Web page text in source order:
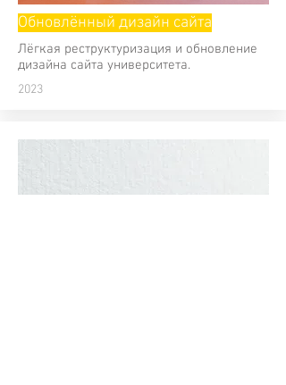
Обновлённый дизайн сайта
Лёгкая реструктуризация и обновление
дизайна сайта университета.
2023